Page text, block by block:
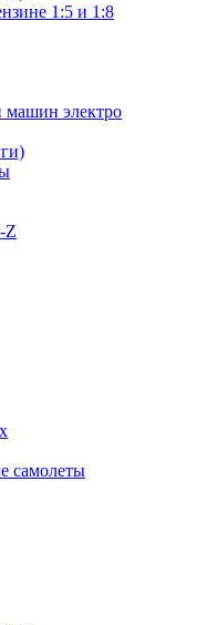
1:5 и 1:8
машин электро
Z
самолеты